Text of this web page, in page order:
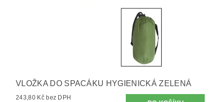
VLOŽKA DO SPACÁKU HYGIENICKÁ ZELENÁ
243,80 Kč bez DPH